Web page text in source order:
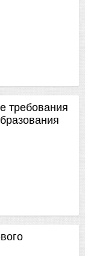
требования